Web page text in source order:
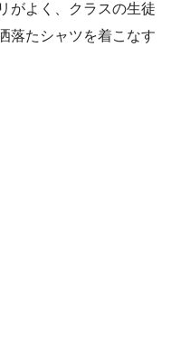
がよく、クラスの生徒
落たシャツを着こなす